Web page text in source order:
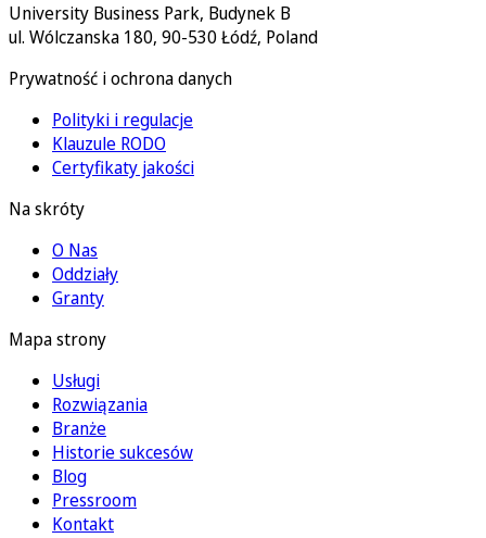
University Business Park, Budynek B
ul. Wólczanska 180, 90-530 Łódź, Poland
Prywatność i ochrona danych
Polityki i regulacje
Klauzule RODO
Certyfikaty jakości
Na skróty
O Nas
Oddziały
Granty
Mapa strony
Usługi
Rozwiązania
Branże
Historie sukcesów
Blog
Pressroom
Kontakt